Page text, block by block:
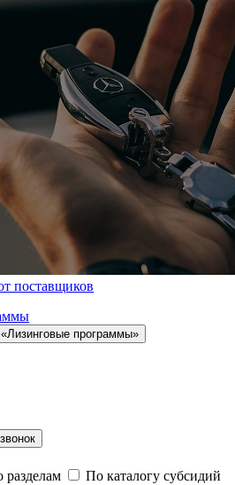
поставщиков
программы»
разделам
По каталогу субсидий